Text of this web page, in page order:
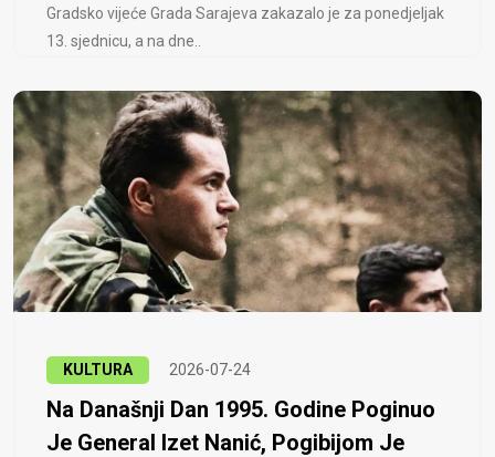
Gradsko vijeće Grada Sarajeva zakazalo je za ponedjeljak
13. sjednicu, a na dne..
KULTURA 2026-07-24
Na Današnji Dan 1995. Godine Poginuo
Je General Izet Nanić, Pogibijom Je